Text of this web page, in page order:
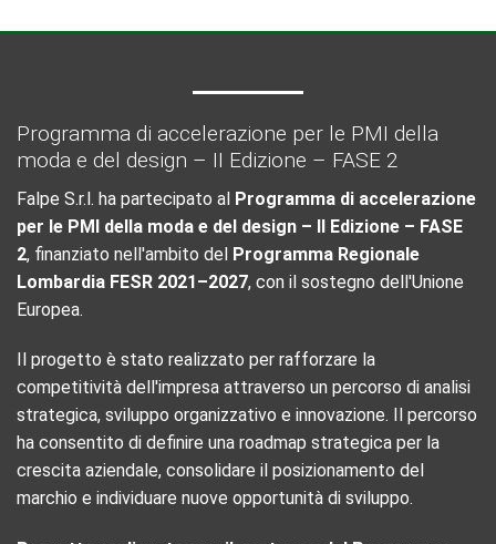
Programma di accelerazione per le PMI della
moda e del design – II Edizione – FASE 2
Falpe S.r.l. ha partecipato al Programma di accelerazione
per le PMI della moda e del design – II Edizione – FASE
2, finanziato nell'ambito del Programma Regionale
Lombardia FESR 2021–2027, con il sostegno dell'Unione
Europea.
Il progetto è stato realizzato per rafforzare la
competitività dell'impresa attraverso un percorso di analisi
strategica, sviluppo organizzativo e innovazione. Il percorso
ha consentito di definire una roadmap strategica per la
crescita aziendale, consolidare il posizionamento del
marchio e individuare nuove opportunità di sviluppo.